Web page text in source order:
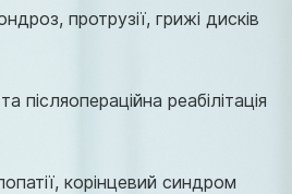
протрузії, грижі дисків
післяопераційна реабілітація
корінцевий синдром